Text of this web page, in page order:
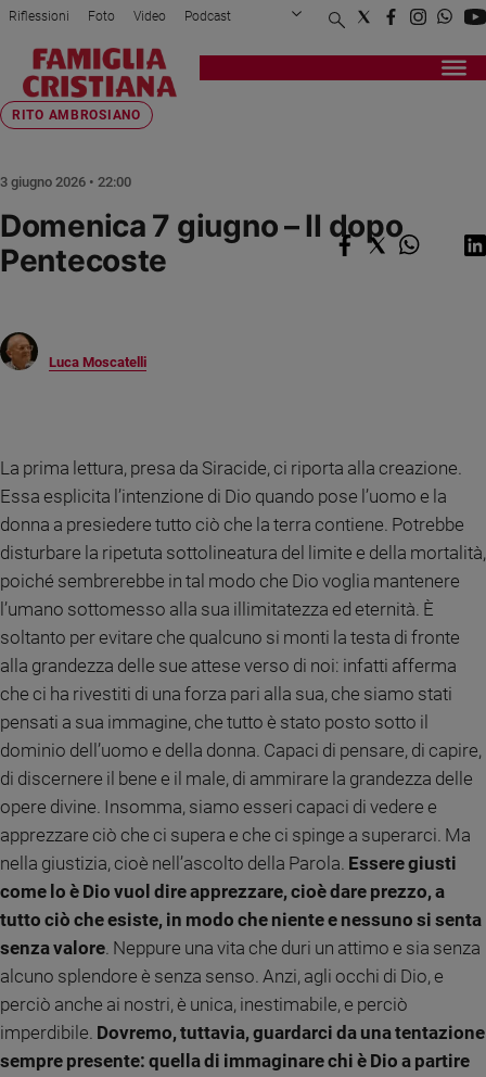
Attualità
Italia
Economia
Legalità
e
Interviste
Chiesa
Fede
e
spiritualità
Santi
Devozione
e
fede
Parola
del
del
giorno
Società
e
valori
Ambiente
e
Creato
Volontariato
Riflessioni Foto Video Podcast
Privacy Policy Chi siamo
Registrati Redazione
Home page>Riflessioni>
RITO AMBROSIANO
Domenica 7 giugno – II dopo
Pentecoste
Luca Moscatelli
3 giugno 2026 • 22:00
La prima lettura, presa da Siracide, ci riporta alla creazione.
Essa esplicita l’intenzione di Dio quando pose l’uomo e la
donna a presiedere tutto ciò che la terra contiene. Potrebbe
disturbare la ripetuta sottolineatura del limite e della mortalità,
poiché sembrerebbe in tal modo che Dio voglia mantenere
l’umano sottomesso alla sua illimitatezza ed eternità. È
soltanto per evitare che qualcuno si monti la testa di fronte
alla grandezza delle sue attese verso di noi: infatti afferma
che ci ha rivestiti di una forza pari alla sua, che siamo stati
pensati a sua immagine, che tutto è stato posto sotto il
dominio dell’uomo e della donna. Capaci di pensare, di capire,
di discernere il bene e il male, di ammirare la grandezza delle
opere divine. Insomma, siamo esseri capaci di vedere e
apprezzare ciò che ci supera e che ci spinge a superarci. Ma
nella giustizia, cioè nell’ascolto della Parola. Essere giusti
come lo è Dio vuol dire apprezzare, cioè dare prezzo, a
tutto ciò che esiste, in modo che niente e nessuno si senta
senza valore. Neppure una vita che duri un attimo e sia senza
alcuno splendore è senza senso. Anzi, agli occhi di Dio, e
perciò anche ai nostri, è unica, inestimabile, e perciò
imperdibile. Dovremo, tuttavia, guardarci da una tentazione
sempre presente: quella di immaginare chi è Dio a partire